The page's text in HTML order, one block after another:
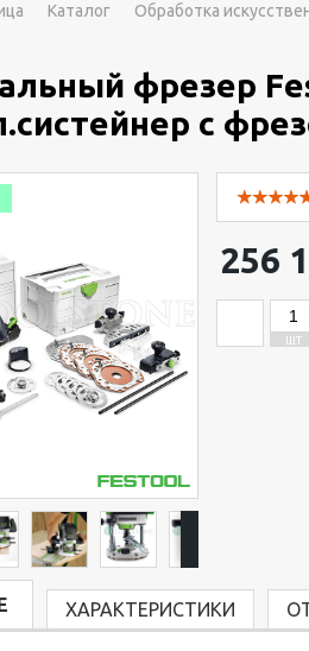
Каталог Обработка
фрезер
с
256
ШТ
ХАРАКТЕРИСТИКИ